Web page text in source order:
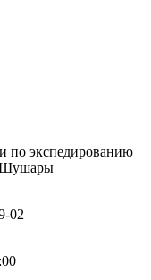
по экспедированию
Шушары
02